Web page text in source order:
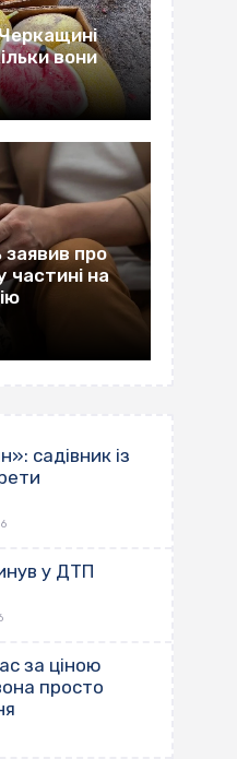
вони
про
частині на
садівник із
у ДТП
за ціною
просто